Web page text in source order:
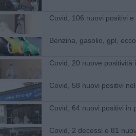
Covid, 106 nuovi positivi
​Benzina, gasolio, gpl,
Covid, 20 nuove positività
Covid, 58 nuovi positivi
Covid, 64 nuovi positivi in
Covid, 2 decessi e 81